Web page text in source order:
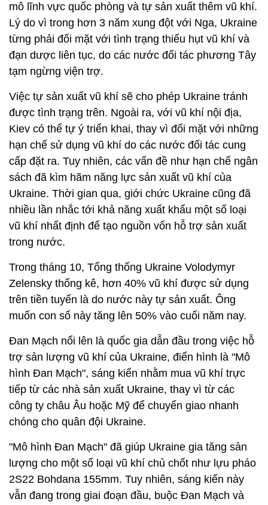
mô lĩnh vực quốc phòng và tự sản xuất thêm vũ khí.
Lý do vì trong hơn 3 năm xung đột với Nga, Ukraine
từng phải đối mặt với tình trạng thiếu hụt vũ khí và
đạn dược liên tục, do các nước đối tác phương Tây
tạm ngừng viện trợ.
Việc tự sản xuất vũ khí sẽ cho phép Ukraine tránh
được tình trạng trên. Ngoài ra, với vũ khí nội địa,
Kiev có thể tự ý triển khai, thay vì đối mặt với những
hạn chế sử dụng vũ khí do các nước đối tác cung
cấp đặt ra. Tuy nhiên, các vấn đề như hạn chế ngân
sách đã kìm hãm năng lực sản xuất vũ khí của
Ukraine. Thời gian qua, giới chức Ukraine cũng đã
nhiều lần nhắc tới khả năng xuất khẩu một số loại
vũ khí nhất định để tạo nguồn vốn hỗ trợ sản xuất
trong nước.
Trong tháng 10, Tổng thống Ukraine Volodymyr
Zelensky thống kê, hơn 40% vũ khí được sử dụng
trên tiền tuyến là do nước này tự sản xuất. Ông
muốn con số này tăng lên 50% vào cuối năm nay.
Đan Mạch nổi lên là quốc gia dẫn đầu trong việc hỗ
trợ sản lượng vũ khí của Ukraine, điển hình là "Mô
hình Đan Mạch", sáng kiến ​​nhằm mua vũ khí trực
tiếp từ các nhà sản xuất Ukraine, thay vì từ các
công ty châu Âu hoặc Mỹ để chuyển giao nhanh
chóng cho quân đội Ukraine.
"Mô hình Đan Mạch" đã giúp Ukraine gia tăng sản
lượng cho một số loại vũ khí chủ chốt như lựu pháo
2S22 Bohdana 155mm. Tuy nhiên, sáng kiến này
vẫn đang trong giai đoạn đầu, buộc Đan Mạch và